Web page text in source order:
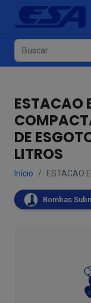
ESTACAO
DE
LITROS
Início ESTACAO
Bombas